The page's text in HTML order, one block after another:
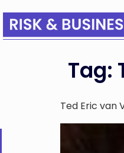
Tag:
Ted Eric van